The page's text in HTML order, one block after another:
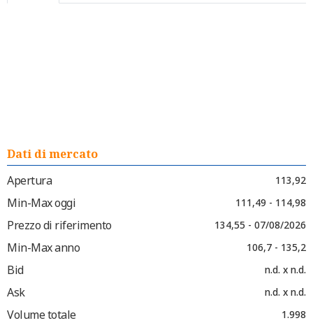
Dati di mercato
Apertura
113,92
Min-Max oggi 111,49 - 114,98
Prezzo di riferimento 134,55 - 07/08/2026
Min-Max anno 106,7 - 135,2
Bid n.d. x n.d.
Ask n.d. x n.d.
Volume totale 1.998